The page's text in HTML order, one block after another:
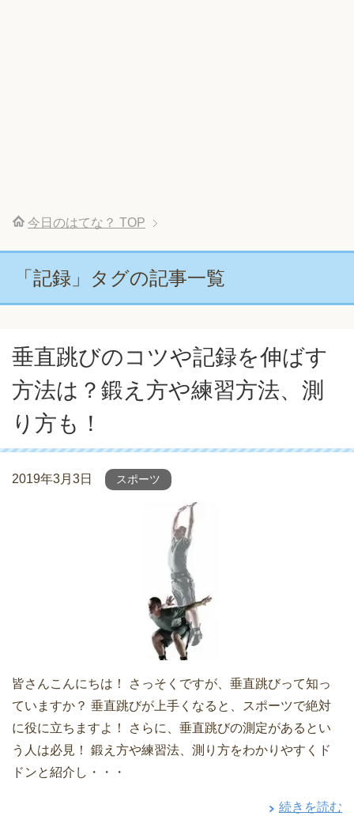
今日のはてな？ TOP
「記録」タグの記事一覧
垂直跳びのコツや記録を伸ばす
方法は？鍛え方や練習方法、測
り方も！
2019年3月3日 スポーツ
皆さんこんにちは！ さっそくですが、垂直跳びって知っ
ていますか？ 垂直跳びが上手くなると、スポーツで絶対
に役に立ちますよ！ さらに、垂直跳びの測定があるとい
う人は必見！ 鍛え方や練習法、測り方をわかりやすくド
ドンと紹介し・・・
続きを読む